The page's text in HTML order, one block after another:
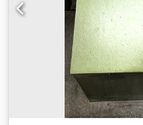
descarga: 1300 mm,
aproximadamente 3500
Documentación
inspección en las